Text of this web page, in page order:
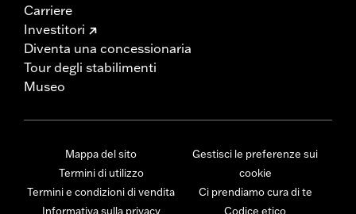
Carriere
Investitori
Diventa una concessionaria
Tour degli stabilimenti
Museo
Mappa del sito
Termini di utilizzo
Termini e condizioni di vendita
Informativa sulla privacy
Gestisci le preferenze sui
cookie
Ci prendiamo cura di te
Codice etico